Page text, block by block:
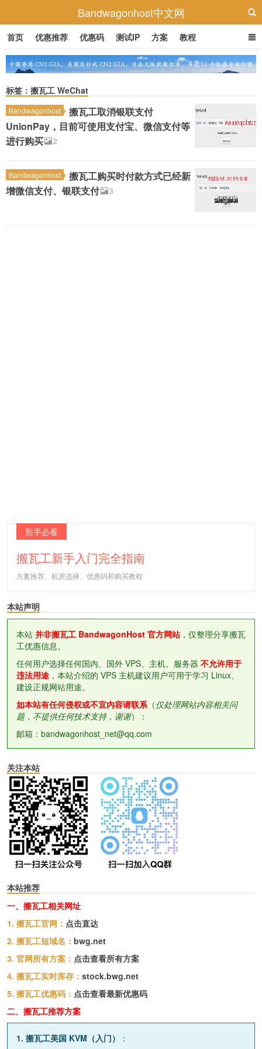
Bandwagonhost中文网
首页 优惠推荐 优惠码 测试IP 方案 教程
标签：搬瓦工 WeChat
Bandwagonhost
搬瓦工取消银联支付
UnionPay，目前可使用支付宝、微信支付等
进行购买
2
Bandwagonhost
搬瓦工购买时付款方式已经新
增微信支付、银联支付
3
新手必看
搬瓦工新手入门完全指南
方案推荐、机房选择、优惠码和购买教程
本站声明
本站 并非搬瓦工 BandwagonHost 官方网站，仅整理分享搬瓦
工优惠信息。
任何用户选择任何国内、国外 VPS、主机、服务器 不允许用于
违法用途 ，本站介绍的 VPS 主机建议用户可用于学习 Linux、
建设正规网站用途。
如本站有任何侵权或不宜内容请联系（仅处理网站内容相关问
题，不提供任何技术支持，谢谢）：
邮箱：bandwagonhost_net@qq.com
关注本站
本站推荐
一、搬瓦工相关网址
1. 搬瓦工官网： 点击直达
2. 搬瓦工短域名： bwg.net
3. 官网所有方案： 点击查看所有方案
4. 搬瓦工实时库存： stock.bwg.net
5. 搬瓦工优惠码： 点击查看最新优惠码
二、搬瓦工推荐方案
1. 搬瓦工美国 KVM（入门） ：